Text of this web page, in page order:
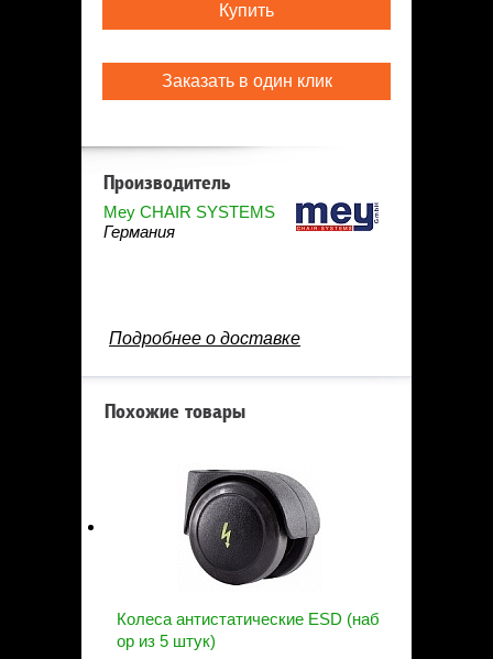
Купить
Заказать в один клик
Производитель
Mey CHAIR SYSTEMS
Германия
Подробнее о доставке
Похожие товары
Колеса антистатические ESD (наб
ор из 5 штук)